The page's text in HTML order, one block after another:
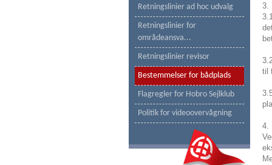
Retningslinier ad hoc udvalg
Retningslinier for
områdeansva...
Retningslinier revisor
Bestemmelser for bådplads
Flagregler for Hobro Sejlklub
Politik for videoovervågning
3.
til
4.